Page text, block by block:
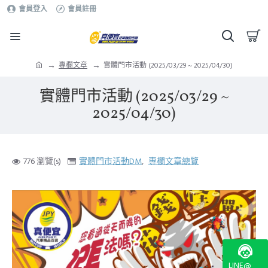
會員登入 會員註冊
專欄文章 實體門市活動 (2025/03/29 ~ 2025/04/30)
實體門市活動 (2025/03/29 ~
2025/04/30)
776 瀏覽(s) 實體門市活動DM, 專欄文章總覽
LINE@